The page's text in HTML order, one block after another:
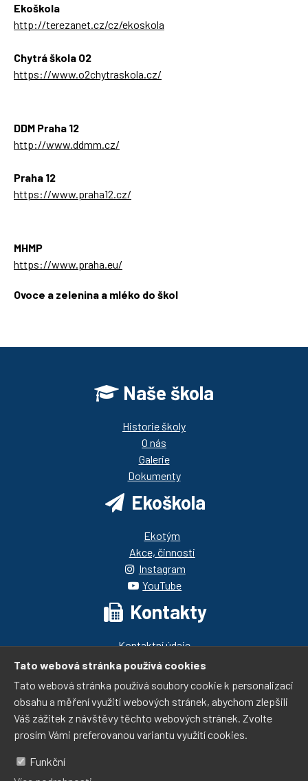
Ekoškola
http://terezanet.cz/cz/ekoskola
Chytrá škola O2
https://www.o2chytraskola.cz/
DDM Praha 12
http://www.ddmm.cz/
Praha 12
https://www.praha12.cz/
MHMP
https://www.praha.eu/
Ovoce a zelenina a mléko do škol
Naše škola
Historie školy
O nás
Galerie
Dokumenty
Ekoškola
Ekotým
Akce, činnosti
Instagram
YouTube
Kontakty
Kontaktní údaje
Pedagogický sbor
ZŠ T.G.Masaryka
Modřanská 1375/10a
Tato webová stránka používá cookies
Tato webová stránka používá soubory cookie k personalizaci
obsahu a měření využití webových stránek, abychom zlepšili
Váš zážitek z návštěvy těchto webových stránek. Zvolte
prosím Vámi preferovanou variantu využítí cookies.
Funkční